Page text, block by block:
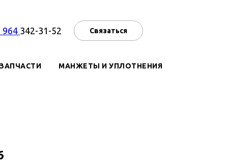
964 342-31-52 Связаться
ЗАПЧАСТИ МАНЖЕТЫ И УПЛОТНЕНИЯ